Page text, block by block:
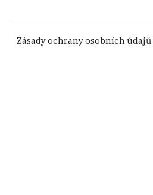
Zásady ochrany osobních údajů